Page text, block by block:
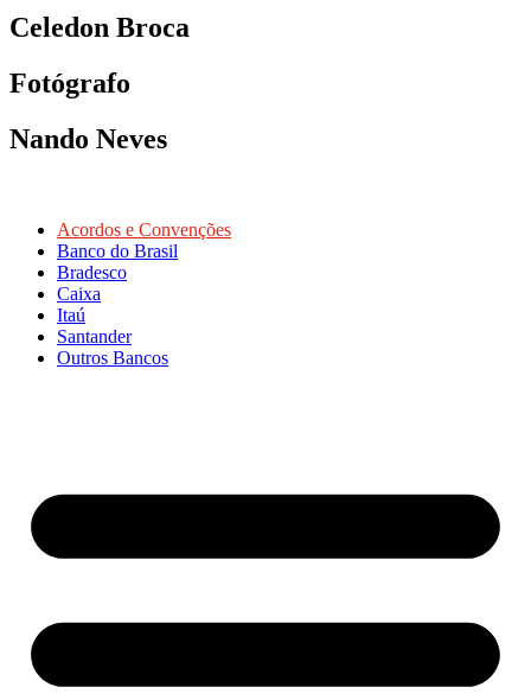
Celedon Broca
Fotógrafo
Nando Neves
Acordos e Convenções
Banco do Brasil
Bradesco
Caixa
Itaú
Santander
Outros Bancos